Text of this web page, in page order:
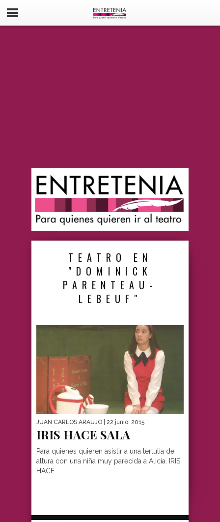
TEATRO EN
"DOMINICK
PARENTEAU-
LEBEUF"
JUAN CARLOS ARAUJO | 22 junio, 2015
IRIS HACE SALA
Para quienes quieren asistir a una tertulia de
altura con una niña muy parecida a Alicia. IRIS
HACE...